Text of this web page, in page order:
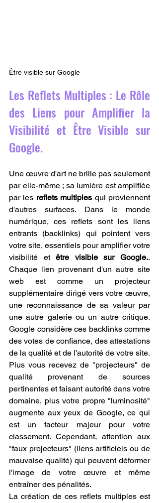
Être visible sur Google
Les Reflets Multiples : Le Rôle
des Liens pour Amplifier la
Visibilité et Être Visible sur
Google.
Une œuvre d'art ne brille pas seulement
par elle-même ; sa lumière est amplifiée
par les reflets multiples qui proviennent
d'autres surfaces. Dans le monde
numérique, ces reflets sont les liens
entrants (backlinks) qui pointent vers
votre site, essentiels pour amplifier votre
visibilité et être visible sur Google..
Chaque lien provenant d'un autre site
web est comme un projecteur
supplémentaire dirigé vers votre œuvre,
une reconnaissance de sa valeur par
une autre galerie ou un autre critique.
Google considère ces backlinks comme
des votes de confiance, des attestations
de la qualité et de l'autorité de votre site.
Plus vous recevez de "projecteurs" de
qualité provenant de sources
pertinentes et faisant autorité dans votre
domaine, plus votre propre "luminosité"
augmente aux yeux de Google, ce qui
est un facteur majeur pour votre
classement. Cependant, attention aux
"faux projecteurs" (liens artificiels ou de
mauvaise qualité) qui peuvent déformer
l'image de votre œuvre et même
entraîner des pénalités.
La création de ces reflets multiples est